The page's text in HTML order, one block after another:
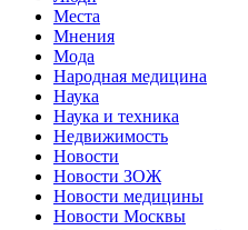
Места
Мнения
Мода
Народная медицина
Наука
Наука и техника
Недвижимость
Новости
Новости ЗОЖ
Новости медицины
Новости Москвы